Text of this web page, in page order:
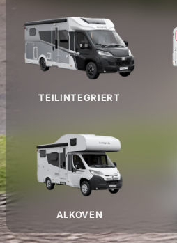
TEILINTEGRIERT
ALKOVEN